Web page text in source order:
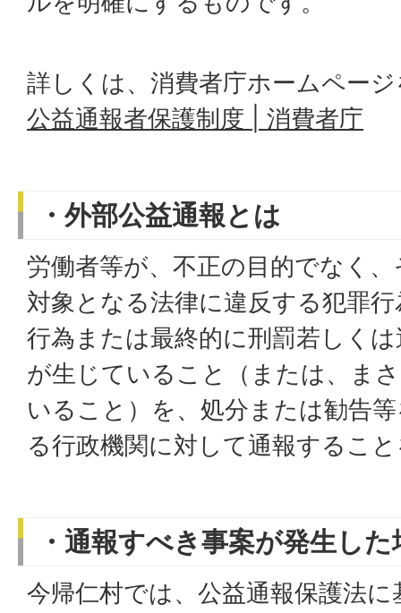
詳しくは、消費者庁ホームペー
公益通報者保護制度 | 消費者庁
・外部公益通報とは
労働者等が、不正の目的でなく
対象となる法律に違反する犯罪
行為または最終的に刑罰若しく
が生じていること（または、ま
いること）を、処分または勧告
る行政機関に対して通報するこ
・通報すべき事案が発生した
今帰仁村では、公益通報保護法